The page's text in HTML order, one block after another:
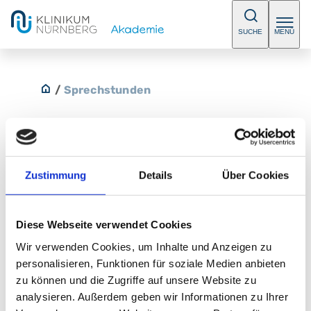
Zustimmung Details Über Cookies
Diese Webseite verwendet Cookies
Wir verwenden Cookies, um Inhalte und Anzeigen zu
personalisieren, Funktionen für soziale Medien anbieten
zu können und die Zugriffe auf unsere Website zu
analysieren. Außerdem geben wir Informationen zu Ihrer
SUCHE MENÜ
/ Sprechstunden
Neurologie/Psychiatrie in Lauf am
Marktplatz
In unserer Sprechstunde bieten wir Ihnen eine
umfassende Diagnostik und Therapie bei
neurologischen und psychiatrischen Fragestellungen
an. Bitte vereinbaren Sie einen Termin.